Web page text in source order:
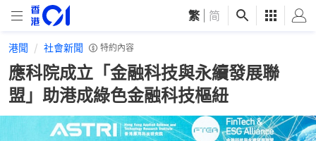
繁 简
港聞 社會新聞 特約內容
應科院成立「金融科技與永續發展聯
盟」助港成綠色金融科技樞紐